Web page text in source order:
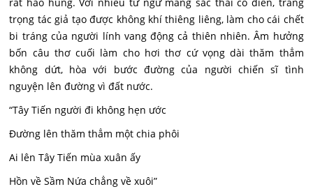
rất hào hùng. Với nhiều từ ngữ mang sắc thái cổ điển, trang
trọng tác giả tạo được không khí thiêng liêng, làm cho cái chết
bi tráng của người lính vang động cả thiên nhiên. Âm hưởng
bốn câu thơ cuối làm cho hơi thơ cứ vọng dài thăm thẳm
không dứt, hòa với bước đường của người chiến sĩ tình
nguyện lên đường vì đất nước.
“Tây Tiến người đi không hẹn ước
Đường lên thăm thẳm một chia phôi
Ai lên Tây Tiến mùa xuân ấy
Hồn về Sầm Nứa chẳng về xuôi”